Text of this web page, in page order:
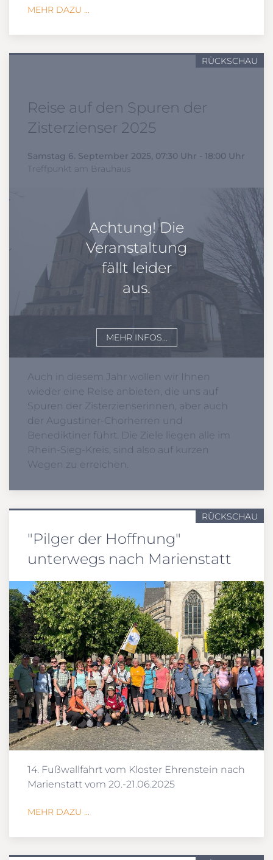
MEHR DAZU ...
Achtung! Die
Veranstaltung
fällt leider
aus.
MEHR INFOS...
RÜCKSCHAU
Reise auf den Spuren der
Zisterzienser 2025
Samstag 6. September 2025, 07:30 Uhr - 18:00 Uhr
Treffpunkt am Brauhaus
Auch in diesem Jahr wollen wir Ihnen
wieder eine Reise anbieten, die uns auf
Spuren der Zisterzienserinnen, aber auch
der Augustiner-Chorherren und
Benediktiner führt. Die Ziele liegen alle im
Rhein-Sieg-Kreis, sind also auf kurzen
Wegen zu erreichen.
RÜCKSCHAU
"Pilger der Hoffnung"
unterwegs nach Marienstatt
14. Fußwallfahrt vom Kloster Ehrenstein nach
Marienstatt vom 20.-21.06.2025
MEHR DAZU ...